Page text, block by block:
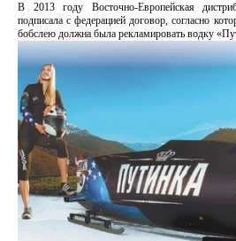
В 2013 году Восточно-Европейская
подписала с федерацией договор, согласно
бобслею должна была рекламировать водку